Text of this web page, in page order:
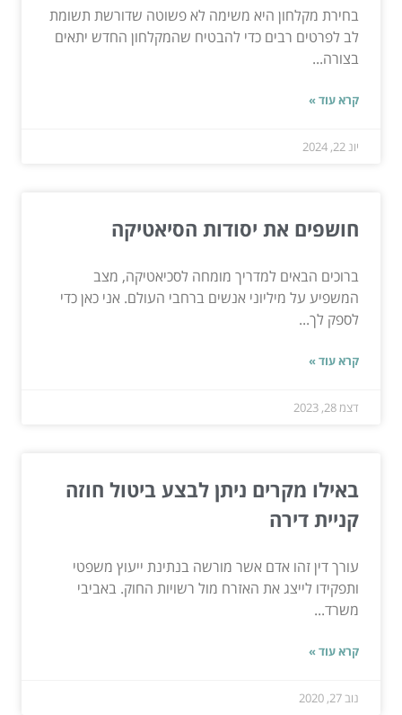
בחירת מקלחון היא משימה לא פשוטה שדורשת תשומת
לב לפרטים רבים כדי להבטיח שהמקלחון החדש יתאים
בצורה...
קרא עוד »
יונ 22, 2024
חושפים את יסודות הסיאטיקה
ברוכים הבאים למדריך מומחה לסכיאטיקה, מצב
המשפיע על מיליוני אנשים ברחבי העולם. אני כאן כדי
לספק לך...
קרא עוד »
דצמ 28, 2023
באילו מקרים ניתן לבצע ביטול חוזה
קניית דירה
עורך דין זהו אדם אשר מורשה בנתינת ייעוץ משפטי
ותפקידו לייצג את האזרח מול רשויות החוק. באביבי
משרד...
קרא עוד »
נוב 27, 2020